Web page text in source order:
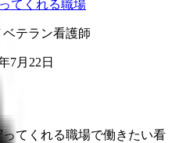
てくれる職場
テラン看護師
7月22日
てくれる職場で働きたい看